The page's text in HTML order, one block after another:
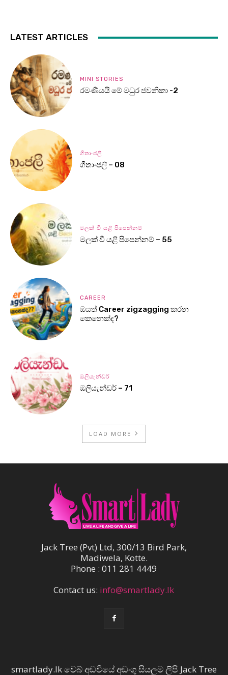
LATEST ARTICLES
MINI STORIES
රමණීයයි මේ මධුර ජවනිකා -2
ගීතාංජලී
ගීතාංජලී – 08
මලක් වී යළි පිපෙන්නම්
මලක් වී යළි පිපෙන්නම් – 55
CAREER
ඔයත් Career zigzagging කරන
කෙනෙක්ද?
ඔලියැන්ඩර්
ඔලියැන්ඩර් – 71
LOAD MORE
Jack Tree (Pvt) Ltd, 300/13 Bird Park,
Madiwela, Kotte.
Phone : 011 281 4449
Contact us: info@smartlady.lk
smartlady.lk වෙබ් අඩවියේ අඩංගු සියලුම ලිපි Jack Tree